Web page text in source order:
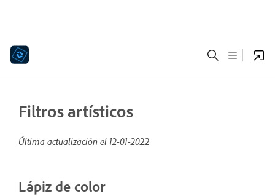
Filtros artísticos
Última actualización el 12-01-2022
Lápiz de color